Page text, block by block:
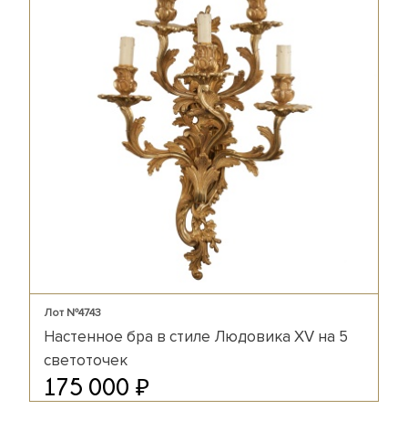
Лот №4743
Настенное бра в стиле Людовика XV на 5
светоточек
175 000 ₽